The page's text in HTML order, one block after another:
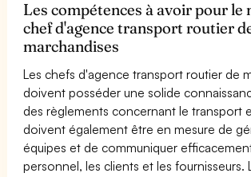
Les compétences à avoir pour le
chef d'agence transport routier
marchandises
Les chefs d'agence transport routier de
doivent posséder une solide
des règlements concernant le transport
doivent également être en mesure de
équipes et de communiquer
personnel, les clients et les fournisseurs.